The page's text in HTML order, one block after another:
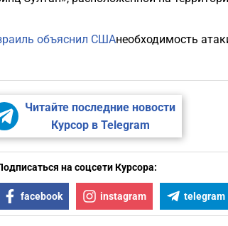
объяснил СШАнеобходимость
Читайте последние новости
Курсор в Telegram
на соцсети Курсора:
facebook instagram telegram